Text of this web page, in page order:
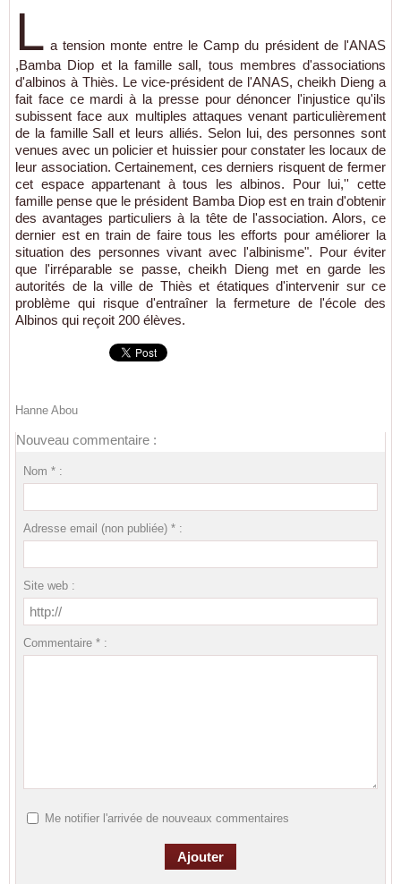
L a tension monte entre le Camp du président de l'ANAS
,Bamba Diop et la famille sall, tous membres d'associations
d'albinos à Thiès. Le vice-président de l'ANAS, cheikh Dieng a
fait face ce mardi à la presse pour dénoncer l'injustice qu'ils
subissent face aux multiples attaques venant particulièrement
de la famille Sall et leurs alliés. Selon lui, des personnes sont
venues avec un policier et huissier pour constater les locaux de
leur association. Certainement, ces derniers risquent de fermer
cet espace appartenant à tous les albinos. Pour lui,'' cette
famille pense que le président Bamba Diop est en train d'obtenir
des avantages particuliers à la tête de l'association. Alors, ce
dernier est en train de faire tous les efforts pour améliorer la
situation des personnes vivant avec l'albinisme". Pour éviter
que l'irréparable se passe, cheikh Dieng met en garde les
autorités de la ville de Thiès et étatiques d'intervenir sur ce
problème qui risque d'entraîner la fermeture de l'école des
Albinos qui reçoit 200 élèves.
Hanne Abou
Nouveau commentaire :
Nom * :
Adresse email (non publiée) * :
Site web :
Commentaire * :
Me notifier l'arrivée de nouveaux commentaires